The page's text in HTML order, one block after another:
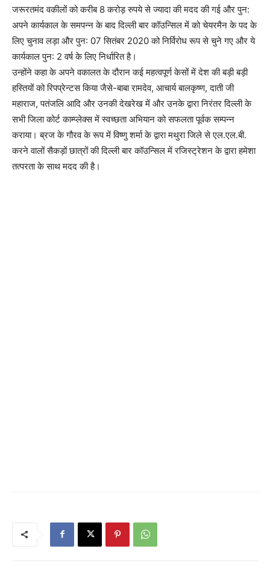
जरूरतमंद वकीलों को करीब 8 करोड़ रुपये से ज्यादा की मदद की गई और पुन:
अपने कार्यकाल के समपन्न के बाद दिल्ली बार कॉउन्सिल में को चेयरमैन के पद के
लिए चुनाव लड़ा और पुन: 07 सितंबर 2020 को निर्विरोध रूप से चुने गए और ये
कार्यकाल पुन: 2 वर्ष के लिए निर्धारित है।
उन्होंने कहा के अपने वकालत के दौरान कई महत्वपूर्ण केसों में देश की बड़ी बड़ी
हस्तियों को रिपप्रेन्टस किया जैसे-बाबा रामदेव, आचार्य बालकृष्ण, दाती जी
महाराज, पतंजलि आदि और उनकी देखरेख में और उनके द्वारा निरंतर दिल्ली के
सभी जिला कोर्ट काम्प्लेक्स में स्वच्छता अभियान को सफलता पूर्वक सम्पन्न
कराया। ब्रज के गौरव के रूप में विष्णु शर्मा के द्वारा मथुरा जिले से एल.एल.बी.
करने वालों सैकड़ों छात्रों की दिल्ली बार कॉउन्सिल में रजिस्ट्रेशन के द्वारा हमेशा
तत्परता के साथ मदद की है।